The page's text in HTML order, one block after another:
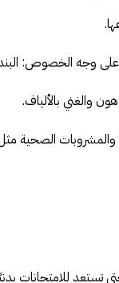
وجه الخصوص:
والغني بالألياف.
الصحية مثل
تستعد للامتحانات